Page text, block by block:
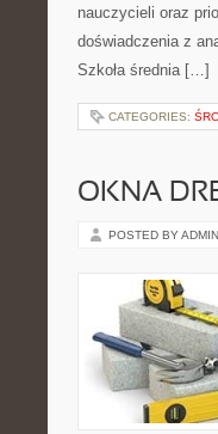
nauczycieli oraz
doświadczenia z
Szkoła średnia […]
CATEGORIES:
OKNA
POSTED BY ADMIN